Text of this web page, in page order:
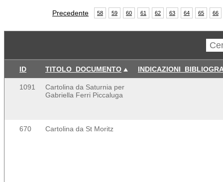
Precedente 58 59 60 61 62 63 64 65 66
ID TITOLO_DOCUMENTO
1091
Cartolina da Saturnia per
Gabriella Ferri Piccaluga
670 Cartolina da St Moritz